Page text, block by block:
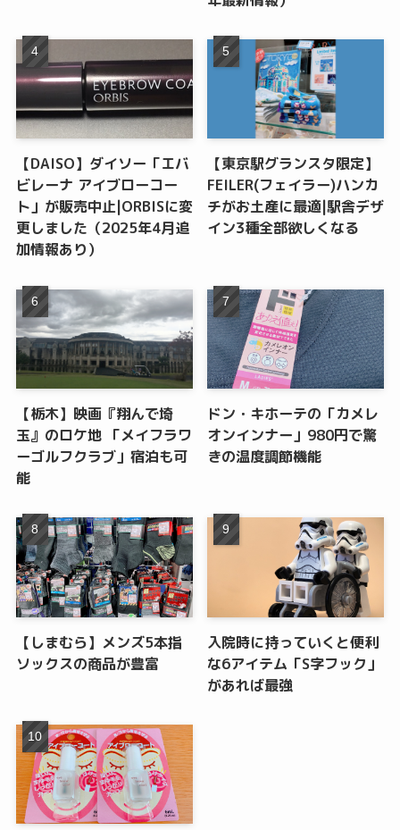
【DAISO】ダイソー「エバ
ビレーナ アイブローコー
ト」が販売中止|ORBISに変
更しました（2025年4月追
加情報あり）
【東京駅グランスタ限定】
FEILER(フェイラー)ハンカ
チがお土産に最適|駅舎デザ
イン3種全部欲しくなる
【栃木】映画『翔んで埼
玉』のロケ地 「メイフラワ
ーゴルフクラブ」宿泊も可
能
ドン・キホーテの「カメレ
オンインナー」980円で驚
きの温度調節機能
【しまむら】メンズ5本指
ソックスの商品が豊富
入院時に持っていくと便利
な6アイテム「S字フック」
があれば最強